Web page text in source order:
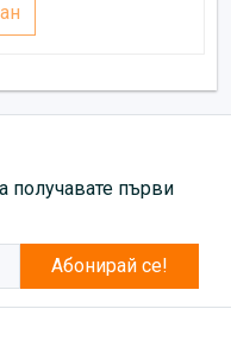
получавате първи
Абонирай се!